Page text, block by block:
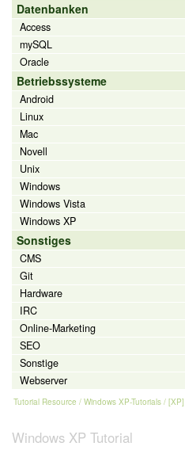
Datenbanken
Access
mySQL
Oracle
Betriebssysteme
Android
Linux
Mac
Novell
Unix
Windows
Windows Vista
Windows XP
Sonstiges
CMS
Git
Hardware
IRC
Online-Marketing
SEO
Sonstige
Webserver
Tutorial Resource / Windows XP-Tutorials /
Windows XP Tutorial